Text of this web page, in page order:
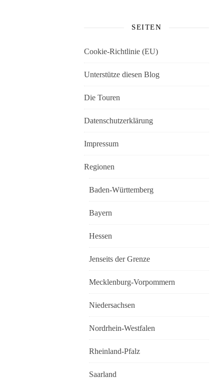
SEITEN
Cookie-Richtlinie (EU)
Unterstütze diesen Blog
Die Touren
Datenschutzerklärung
Impressum
Regionen
Baden-Württemberg
Bayern
Hessen
Jenseits der Grenze
Mecklenburg-Vorpommern
Niedersachsen
Nordrhein-Westfalen
Rheinland-Pfalz
Saarland